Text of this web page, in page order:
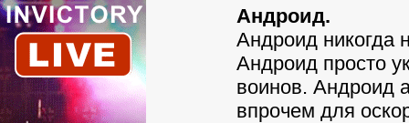
Андроид.
Андроид никогда
Андроид просто
воинов. Андроид
впрочем для